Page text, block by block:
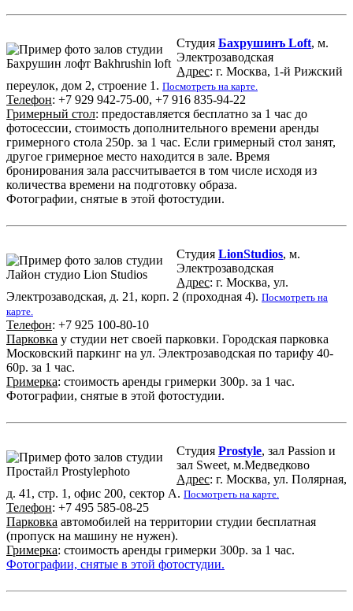
Студия Бахрушинъ Loft, м.
Электрозаводская
Адрес: г. Москва, 1-й Рижский
переулок, дом 2, строение 1. Посмотреть на карте.
Телефон: +7 929 942-75-00, +7 916 835-94-22
Гримерный стол: предоставляется бесплатно за 1 час до
фотосессии, стоимость дополнительного времени аренды
гримерного стола 250р. за 1 час. Если гримерный стол занят,
другое гримерное место находится в зале. Время
бронирования зала рассчитывается в том числе исходя из
количества времени на подготовку образа.
Фотографии, снятые в этой фотостудии.
Студия LionStudios, м.
Электрозаводская
Адрес: г. Москва, ул.
Электрозаводская, д. 21, корп. 2 (проходная 4). Посмотреть на
карте.
Телефон: +7 925 100-80-10
Парковка у студии нет своей парковки. Городская парковка
Московский паркинг на ул. Электрозаводская по тарифу 40-
60р. за 1 час.
Гримерка: стоимость аренды гримерки 300р. за 1 час.
Фотографии, снятые в этой фотостудии.
Студия Prostyle, зал Passion и
зал Sweet, м.Медведково
Адрес: г. Москва, ул. Полярная,
д. 41, стр. 1, офис 200, сектор А. Посмотреть на карте.
Телефон: +7 495 585-08-25
Парковка автомобилей на территории студии бесплатная
(пропуск на машину не нужен).
Гримерка: стоимость аренды гримерки 300р. за 1 час.
Фотографии, снятые в этой фотостудии.